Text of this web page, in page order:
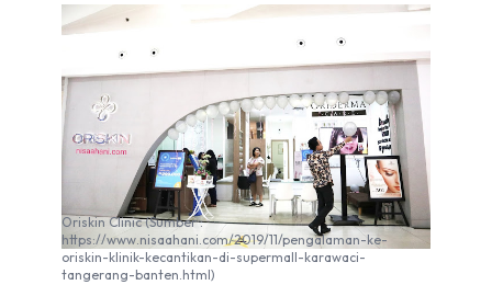
Oriskin Clinic (Sumber :
https://www.nisaahani.com/2019/11/pengalaman-ke-
oriskin-klinik-kecantikan-di-supermall-karawaci-
tangerang-banten.html)